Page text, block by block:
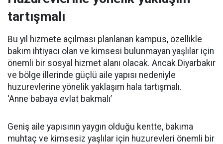
tartışmalı
Bu yıl hizmete açılması planlanan kampüs, özellikle
bakım ihtiyacı olan ve kimsesi bulunmayan yaşlılar için
önemli bir sosyal hizmet alanı olacak. Ancak Diyarbakır
ve bölge illerinde güçlü aile yapısı nedeniyle
huzurevlerine yönelik yaklaşım hala tartışmalı.
‘Anne babaya evlat bakmalı’
Geniş aile yapısının yaygın olduğu kentte, bakıma
muhtaç ve kimsesiz yaşlılar için huzurevleri önemli bir